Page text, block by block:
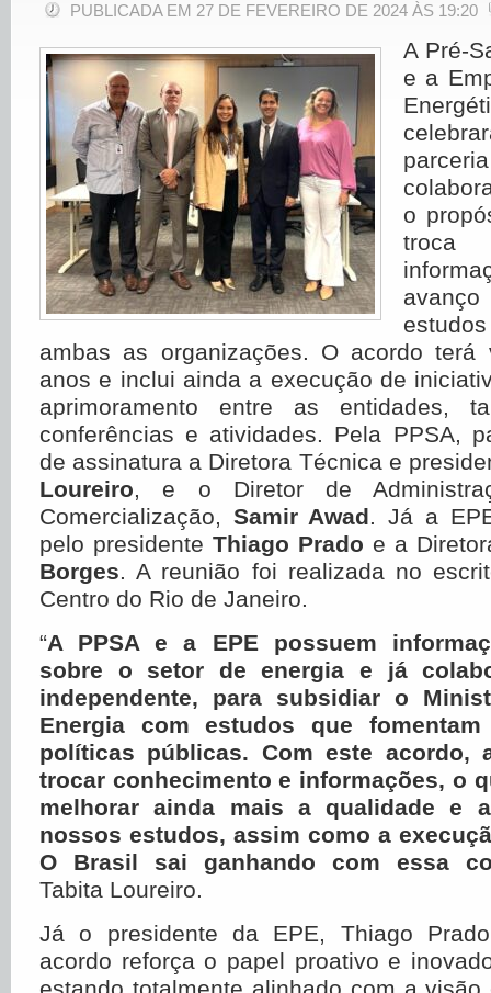
PUBLICADA EM 27 DE FEVEREIRO DE 2024 ÀS 19:20
A Pré-
e a
o
ambas as organizações. O acordo terá
anos e inclui ainda a execução de
aprimoramento entre as entidades,
conferências e atividades. Pela PPSA,
de assinatura a Diretora Técnica e
Loureiro, e o Diretor de
Comercialização, Samir Awad. Já a
pelo presidente Thiago Prado e a
Borges. A reunião foi realizada no
Centro do Rio de Janeiro.
“A PPSA e a EPE possuem
sobre o setor de energia e já
independente, para subsidiar o
Energia com estudos que
políticas públicas. Com este acordo,
trocar conhecimento e informações, o
melhorar ainda mais a qualidade e
nossos estudos, assim como a
O Brasil sai ganhando com essa
Tabita Loureiro.
Já o presidente da EPE, Thiago
acordo reforça o papel proativo e